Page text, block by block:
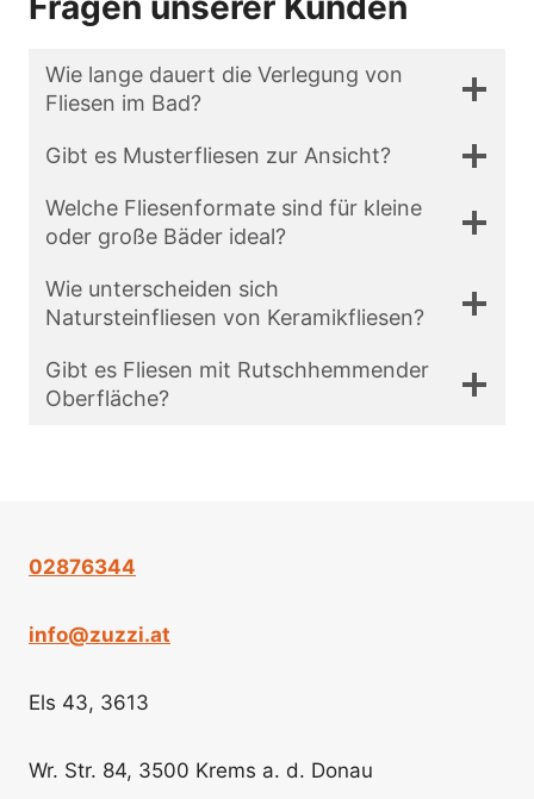
Wie lange dauert die Verlegung von
Fliesen im Bad?
Gibt es Musterfliesen zur Ansicht?
Welche Fliesenformate sind für kleine
oder große Bäder ideal?
Wie unterscheiden sich
Natursteinfliesen von Keramikfliesen?
Gibt es Fliesen mit Rutschhemmender
Oberfläche?
02876344
info@zuzzi.at
Els 43, 3613
Wr. Str. 84, 3500 Krems a. d. Donau